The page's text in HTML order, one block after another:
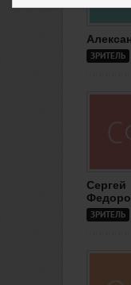
ЗРИТЕЛЬ
Сергей
ЗРИТЕЛЬ